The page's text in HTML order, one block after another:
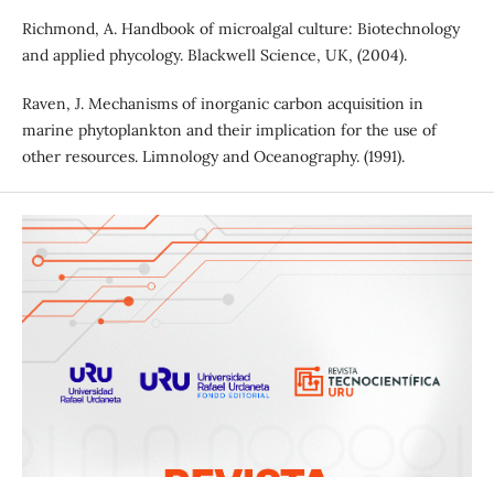
Richmond, A. Handbook of microalgal culture: Biotechnology
and applied phycology. Blackwell Science, UK, (2004).
Raven, J. Mechanisms of inorganic carbon acquisition in
marine phytoplankton and their implication for the use of
other resources. Limnology and Oceanography. (1991).